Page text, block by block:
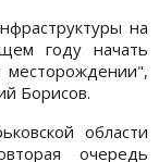
на
году начать
Борисов.
области
очередь